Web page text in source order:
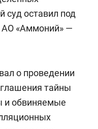
суд оставил под
АО «Аммоний» —
о проведении
тайны
и обвиняемые